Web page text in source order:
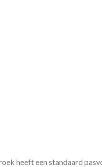
heeft een standaard